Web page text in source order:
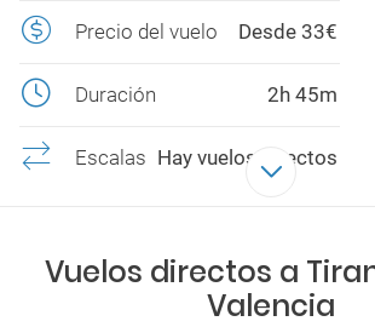
Precio del vuelo Desde 33€
Duración 2h 45m
Escalas Hay vuelos directos
Vuelos directos a
Valencia